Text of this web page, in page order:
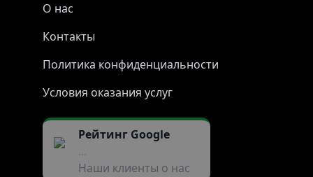
О нас
Контакты
Политика конфиденциальности
Условия оказания услуг
Рейтинг Google
...
Наши клиенты о нас